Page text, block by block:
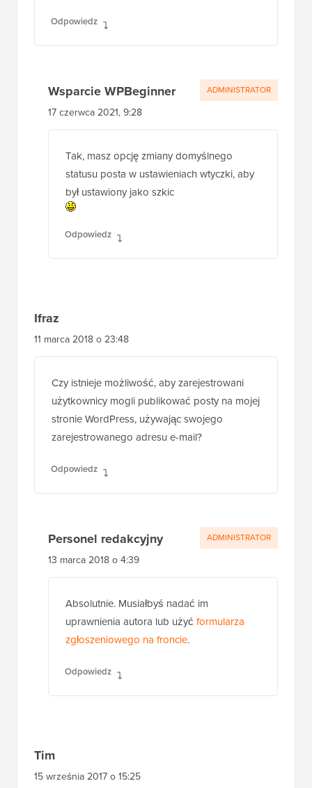
Odpowiedz
Wsparcie WPBeginner
17 czerwca 2021, 9:28
Tak, masz opcję zmiany domyślnego
statusu posta w ustawieniach wtyczki, aby
był ustawiony jako szkic
Odpowiedz
ADMINISTRATOR
Ifraz
11 marca 2018 o 23:48
Czy istnieje możliwość, aby zarejestrowani
użytkownicy mogli publikować posty na mojej
stronie WordPress, używając swojego
zarejestrowanego adresu e-mail?
Odpowiedz
Personel redakcyjny
13 marca 2018 o 4:39
Absolutnie. Musiałbyś nadać im
uprawnienia autora lub użyć formularza
zgłoszeniowego na froncie.
Odpowiedz
ADMINISTRATOR
Tim
15 września 2017 o 15:25